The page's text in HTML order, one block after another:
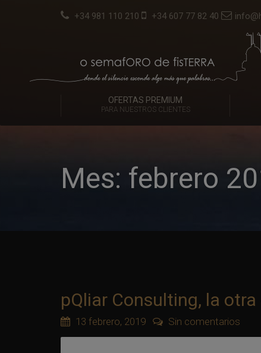
+34 981 110 210 +34 607 77 82 40
OFERTAS PREMIUM
PARA NUESTROS CLIENTES
Mes: febrero
pQliar Consulting, la otra
13 febrero, 2019 Sin comentarios